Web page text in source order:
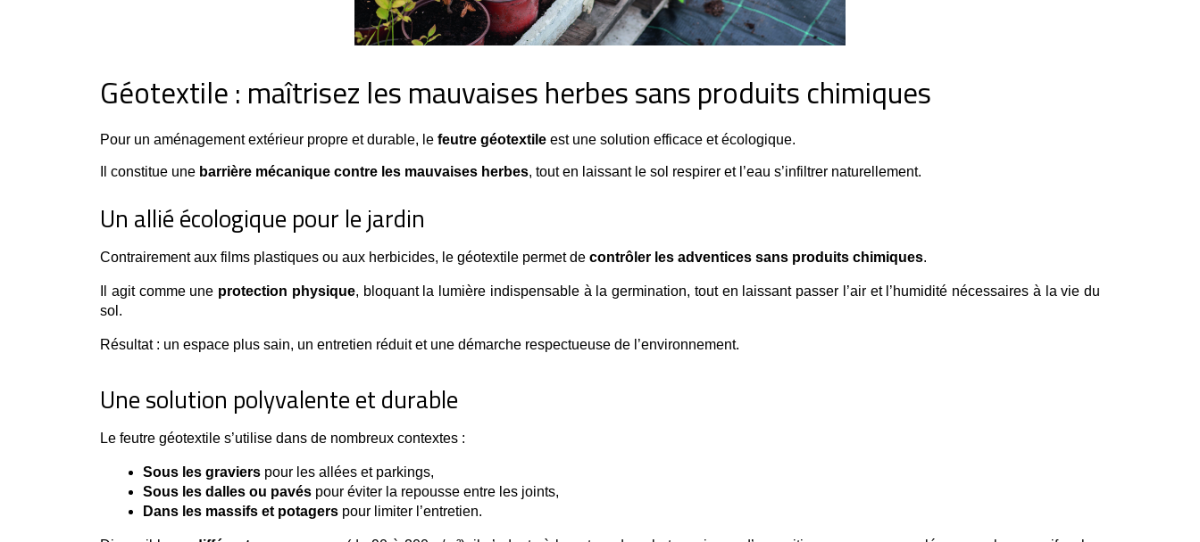
Géotextile : maîtrisez les mauvaises herbes sans produits chimiques
Pour un aménagement extérieur propre et durable, le feutre géotextile est une solution efficace et écologique.
Il constitue une barrière mécanique contre les mauvaises herbes, tout en laissant le sol respirer et l’eau s’infiltrer naturellement.
Un allié écologique pour le jardin
Contrairement aux films plastiques ou aux herbicides, le géotextile permet de contrôler les adventices sans produits chimiques.
Il agit comme une protection physique, bloquant la lumière indispensable à la germination, tout en laissant passer l’air et l’humidité nécessaires à la vie du
sol.
Résultat : un espace plus sain, un entretien réduit et une démarche respectueuse de l’environnement.
Une solution polyvalente et durable
Le feutre géotextile s’utilise dans de nombreux contextes :
Sous les graviers pour les allées et parkings,
Sous les dalles ou pavés pour éviter la repousse entre les joints,
Dans les massifs et potagers pour limiter l’entretien.